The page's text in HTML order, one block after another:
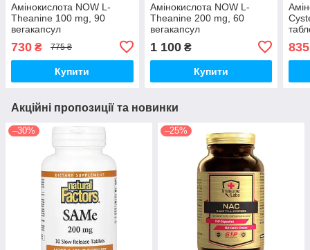
Амінокислота NOW L-
Theanine 100 mg, 90
вегакапсул
730 ₴ 775 ₴
Купити
Амінокислота NOW L-
Theanine 200 mg, 60
вегакапсул
1 100₴
Купити
835
Акційні пропозиції та новинки
–30% –25%